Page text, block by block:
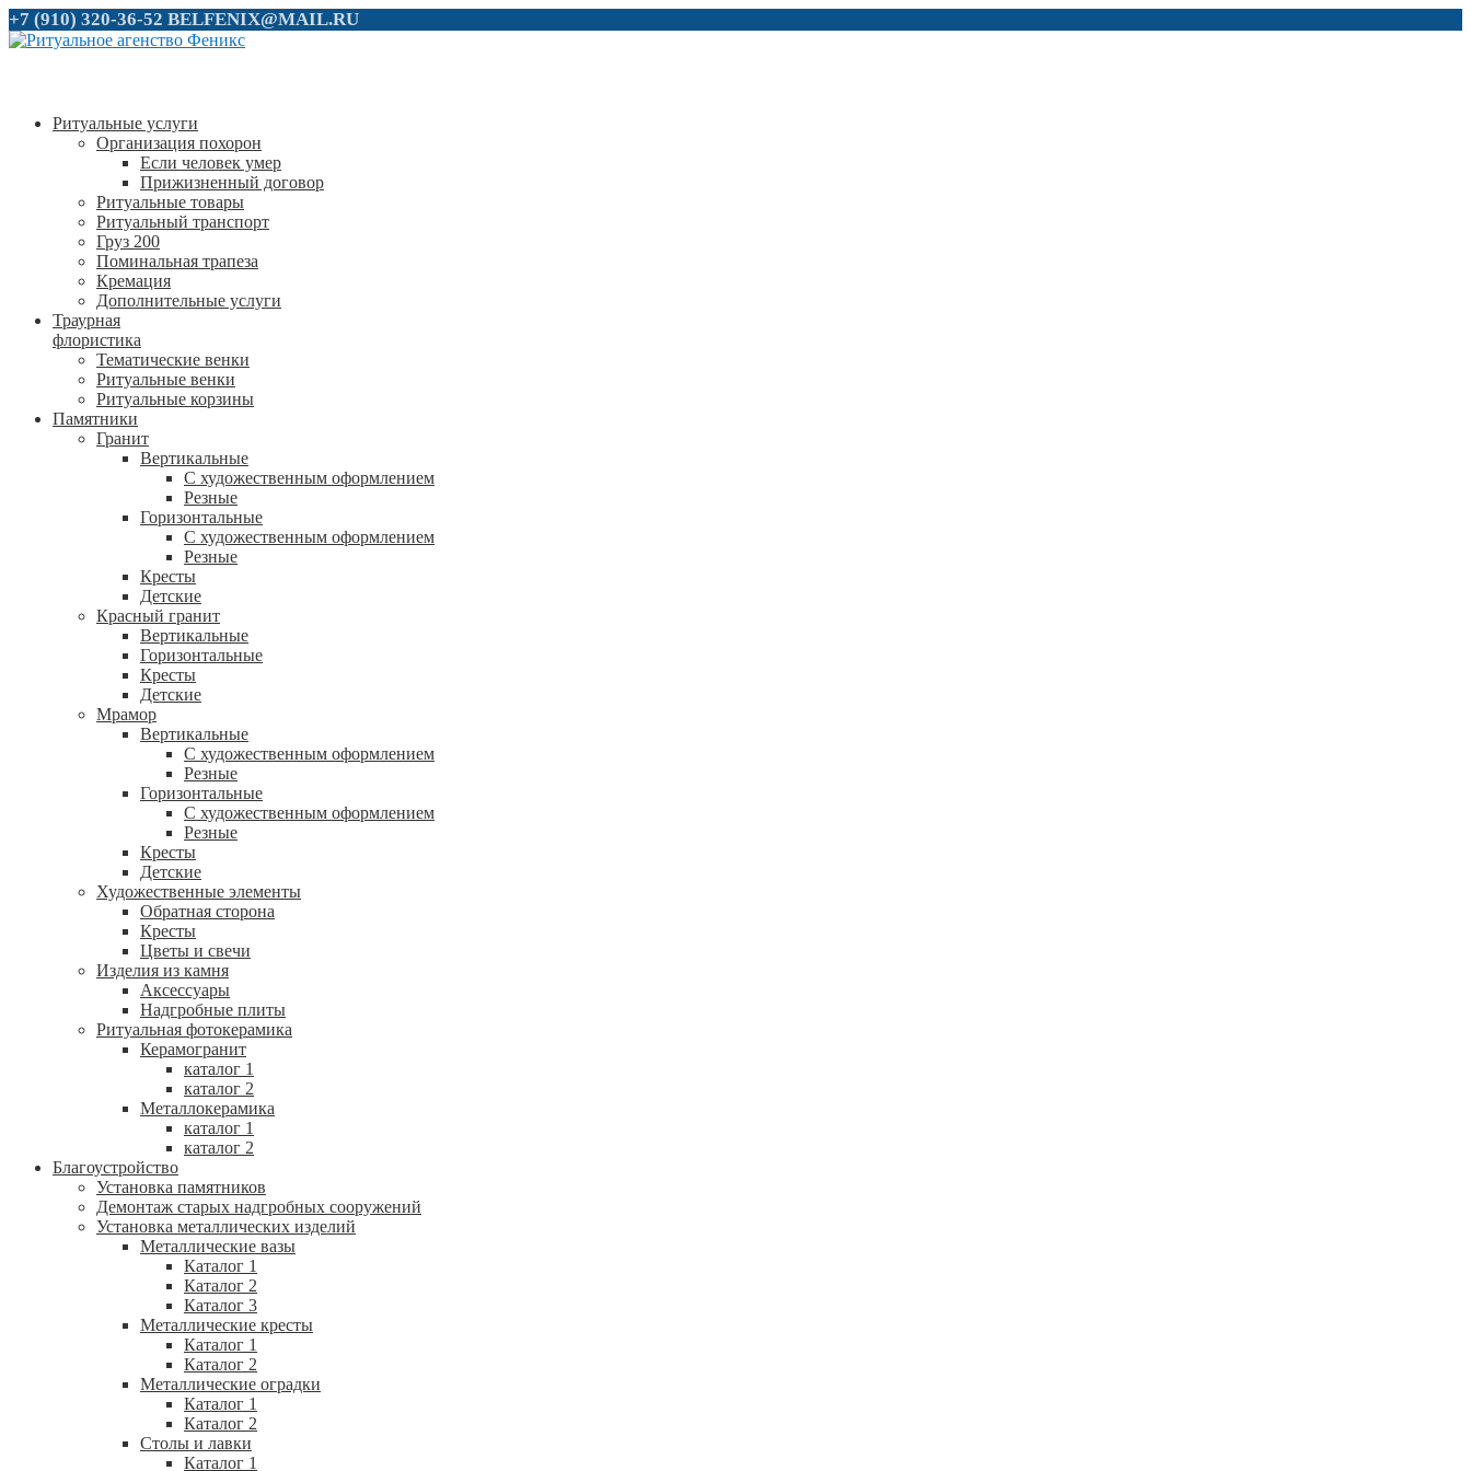
+7 (910) 320-36-52 BELFENIX@MAIL.RU
Ритуальные услуги
Организация похорон
Если человек умер
Прижизненный договор
Ритуальные товары
Ритуальный транспорт
Груз 200
Поминальная трапеза
Кремация
Дополнительные услуги
Траурная
флористика
Тематические венки
Ритуальные венки
Ритуальные корзины
Памятники
Гранит
Вертикальные
С художественным оформлением
Резные
Горизонтальные
С художественным оформлением
Резные
Кресты
Детские
Красный гранит
Вертикальные
Горизонтальные
Кресты
Детские
Мрамор
Вертикальные
С художественным оформлением
Резные
Горизонтальные
С художественным оформлением
Резные
Кресты
Детские
Художественные элементы
Обратная сторона
Кресты
Цветы и свечи
Изделия из камня
Аксессуары
Надгробные плиты
Ритуальная фотокерамика
Керамогранит
каталог 1
каталог 2
Металлокерамика
каталог 1
каталог 2
Благоустройство
Установка памятников
Демонтаж старых надгробных сооружений
Установка металлических изделий
Металлические вазы
Каталог 1
Каталог 2
Каталог 3
Металлические кресты
Каталог 1
Каталог 2
Металлические оградки
Каталог 1
Каталог 2
Столы и лавки
Каталог 1